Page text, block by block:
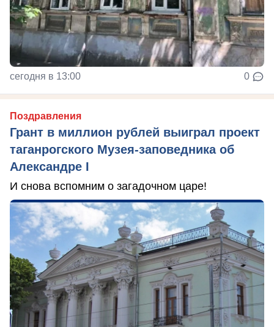
сегодня в 13:00 0
Поздравления
Грант в миллион рублей выиграл проект
таганрогского Музея-заповедника об
Александре I
И снова вспомним о загадочном царе!